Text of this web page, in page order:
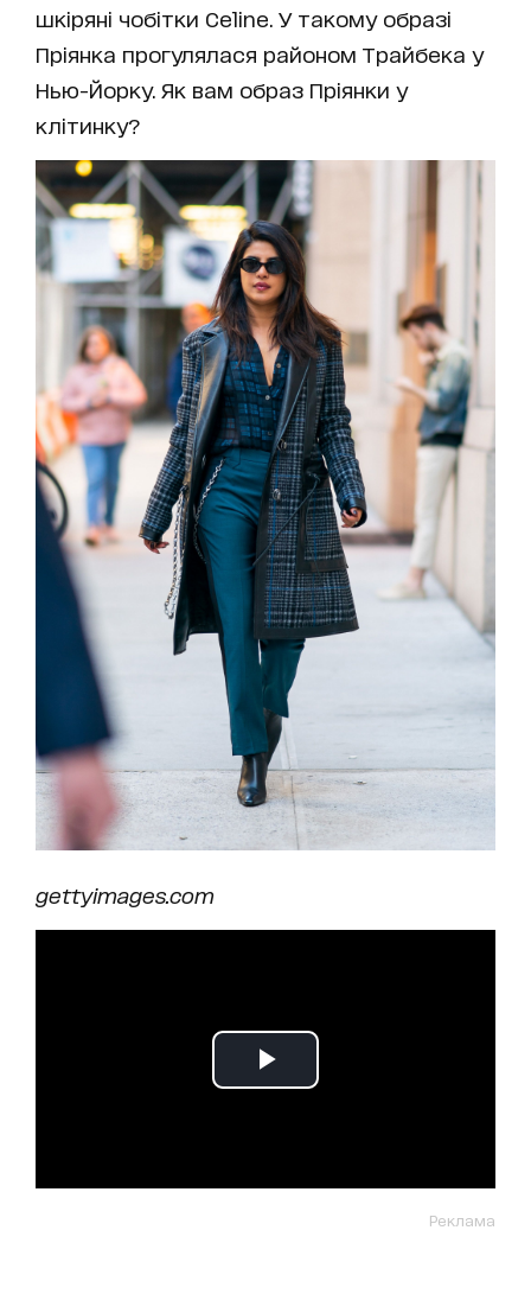
шкіряні чобітки Celine. У такому образі
Пріянка прогулялася районом Трайбека у
Нью-Йорку. Як вам образ Пріянки у
клітинку?
gettyimages.com
Реклама